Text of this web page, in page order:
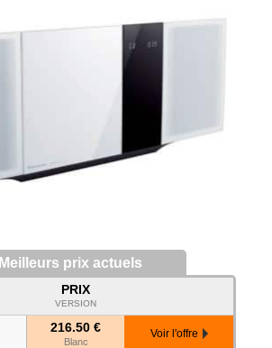
Meilleurs prix actuels
PRIX
VERSION
216.50 €
Blanc
Voir l'offre